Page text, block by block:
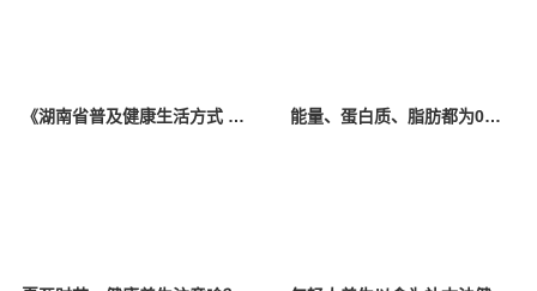
《湖南省普及健康生活方式 推行“减盐减油”专项行动计划（2025—2027年）》（全文） 能量、蛋白质、脂肪都为0！瓶装中式茶卖爆，真养生吗